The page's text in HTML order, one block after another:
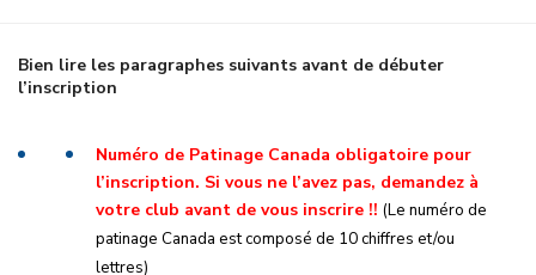
Bien lire les paragraphes suivants avant de débuter
l’inscription
Numéro de Patinage Canada obligatoire pour
l’inscription. Si vous ne l’avez pas, demandez à
votre club avant de vous inscrire !! (Le numéro de
patinage Canada est composé de 10 chiffres et/ou
lettres)